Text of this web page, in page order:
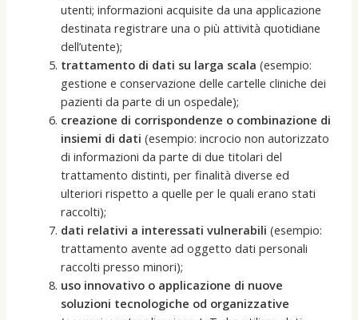
utenti; informazioni acquisite da una applicazione
destinata registrare una o più attività quotidiane
dell’utente);
trattamento di dati su larga scala (esempio:
gestione e conservazione delle cartelle cliniche dei
pazienti da parte di un ospedale);
creazione di corrispondenze o combinazione di
insiemi di dati (esempio: incrocio non autorizzato
di informazioni da parte di due titolari del
trattamento distinti, per finalità diverse ed
ulteriori rispetto a quelle per le quali erano stati
raccolti);
dati relativi a interessati vulnerabili (esempio:
trattamento avente ad oggetto dati personali
raccolti presso minori);
uso innovativo o applicazione di nuove
soluzioni tecnologiche od organizzative